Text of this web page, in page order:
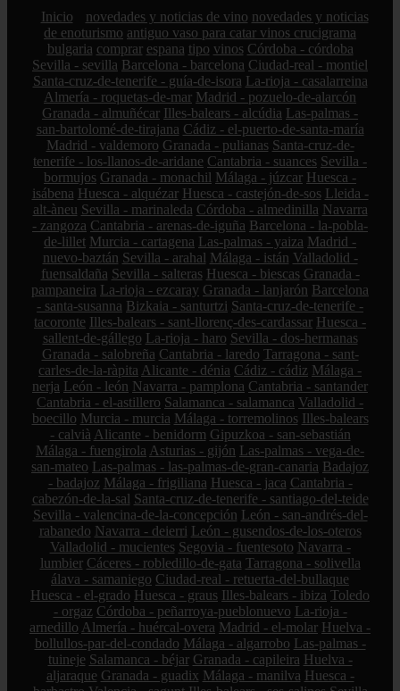
Inicio novedades y noticias de vino novedades y noticias
de enoturismo antiguo vaso para catar vinos crucigrama
bulgaria comprar espana tipo vinos Córdoba - córdoba
Sevilla - sevilla Barcelona - barcelona Ciudad-real - montiel
Santa-cruz-de-tenerife - guía-de-isora La-rioja - casalarreina
Almería - roquetas-de-mar Madrid - pozuelo-de-alarcón
Granada - almuñécar Illes-balears - alcúdia Las-palmas -
san-bartolomé-de-tirajana Cádiz - el-puerto-de-santa-maría
Madrid - valdemoro Granada - pulianas Santa-cruz-de-
tenerife - los-llanos-de-aridane Cantabria - suances Sevilla -
bormujos Granada - monachil Málaga - júzcar Huesca -
isábena Huesca - alquézar Huesca - castejón-de-sos Lleida -
alt-àneu Sevilla - marinaleda Córdoba - almedinilla Navarra
- zangoza Cantabria - arenas-de-iguña Barcelona - la-pobla-
de-lillet Murcia - cartagena Las-palmas - yaiza Madrid -
nuevo-baztán Sevilla - arahal Málaga - istán Valladolid -
fuensaldaña Sevilla - salteras Huesca - biescas Granada -
pampaneira La-rioja - ezcaray Granada - lanjarón Barcelona
- santa-susanna Bizkaia - santurtzi Santa-cruz-de-tenerife -
tacoronte Illes-balears - sant-llorenç-des-cardassar Huesca -
sallent-de-gállego La-rioja - haro Sevilla - dos-hermanas
Granada - salobreña Cantabria - laredo Tarragona - sant-
carles-de-la-ràpita Alicante - dénia Cádiz - cádiz Málaga -
nerja León - león Navarra - pamplona Cantabria - santander
Cantabria - el-astillero Salamanca - salamanca Valladolid -
boecillo Murcia - murcia Málaga - torremolinos Illes-balears
- calvià Alicante - benidorm Gipuzkoa - san-sebastián
Málaga - fuengirola Asturias - gijón Las-palmas - vega-de-
san-mateo Las-palmas - las-palmas-de-gran-canaria Badajoz
- badajoz Málaga - frigiliana Huesca - jaca Cantabria -
cabezón-de-la-sal Santa-cruz-de-tenerife - santiago-del-teide
Sevilla - valencina-de-la-concepción León - san-andrés-del-
rabanedo Navarra - deierri León - gusendos-de-los-oteros
Valladolid - mucientes Segovia - fuentesoto Navarra -
lumbier Cáceres - robledillo-de-gata Tarragona - solivella
álava - samaniego Ciudad-real - retuerta-del-bullaque
Huesca - el-grado Huesca - graus Illes-balears - ibiza Toledo
- orgaz Córdoba - peñarroya-pueblonuevo La-rioja -
arnedillo Almería - huércal-overa Madrid - el-molar Huelva -
bollullos-par-del-condado Málaga - algarrobo Las-palmas -
tuineje Salamanca - béjar Granada - capileira Huelva -
aljaraque Granada - guadix Málaga - manilva Huesca -